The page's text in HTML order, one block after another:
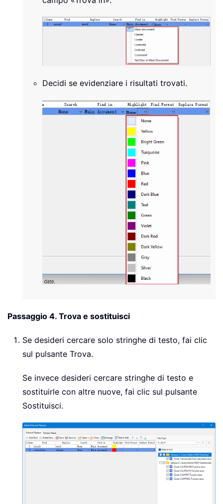
Decidi se evidenziare i risultati trovati.
Passaggio 4. Trova e sostituisci
Se desideri cercare solo stringhe di testo, fai clic
sul pulsante Trova.
Se invece desideri cercare stringhe di testo e
sostituirle con altre nuove, fai clic sul pulsante
Sostituisci.